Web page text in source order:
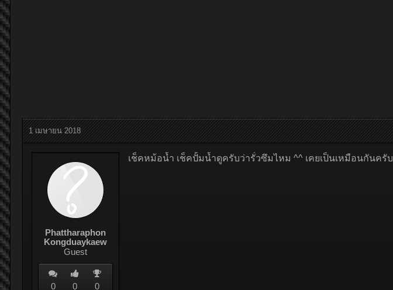
1 เมษายน 2018
Phattharaphon
Kongduaykaew
Guest
0 0 0
เช็คหม้อน้ำ เช็คปั้มน้ำดูครับว่ารั่วซึมไหม ^^ เคยเป็นเหมือนกันครับ